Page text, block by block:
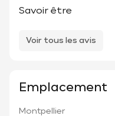
Savoir être
Voir tous les avis
Emplacement
Montpellier